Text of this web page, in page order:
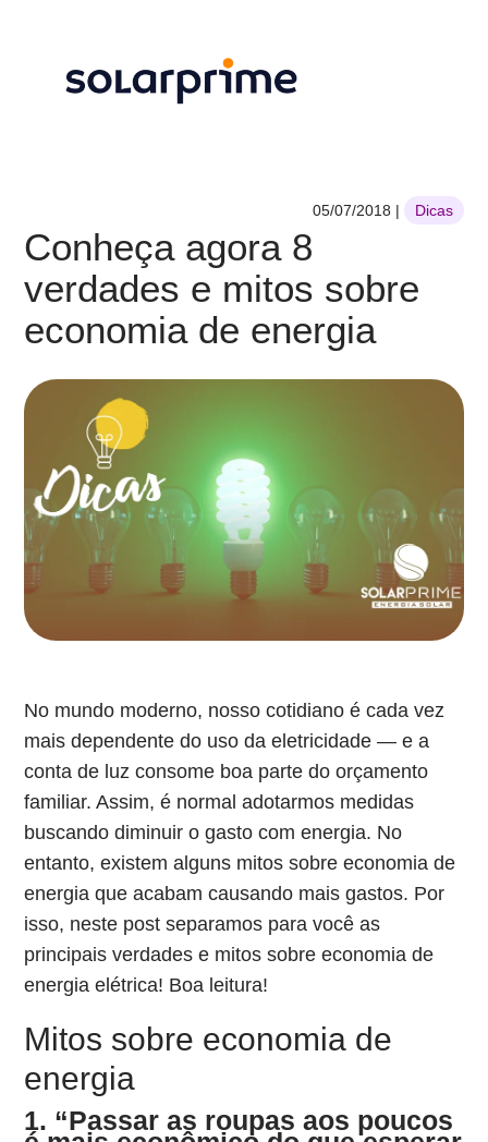
Conheça agora 8
verdades e mitos sobre
economia de energia
05/07/2018 | Dicas
No mundo moderno, nosso cotidiano é cada vez
mais dependente do uso da eletricidade — e a
conta de luz consome boa parte do orçamento
familiar. Assim, é normal adotarmos medidas
buscando diminuir o gasto com energia. No
entanto, existem alguns mitos sobre economia de
energia que acabam causando mais gastos. Por
isso, neste post separamos para você as
principais verdades e mitos sobre economia de
energia elétrica! Boa leitura!
Mitos sobre economia de
energia
1. “Passar as roupas aos poucos